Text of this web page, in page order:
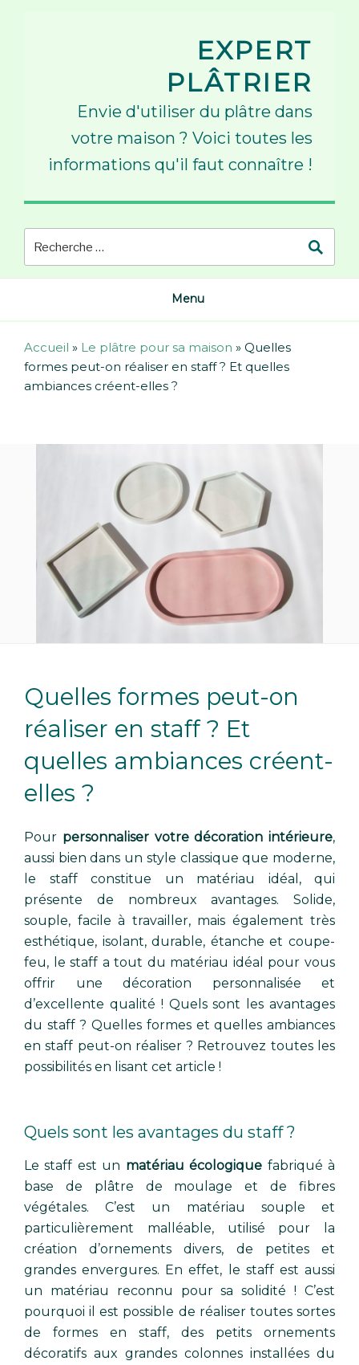
EXPERT
PLÂTRIER
Envie d'utiliser du plâtre dans
votre maison ? Voici toutes les
informations qu'il faut connaître !
Menu
Accueil » Le plâtre pour sa maison » Quelles
formes peut-on réaliser en staff ? Et quelles
ambiances créent-elles ?
Quelles formes peut-on
réaliser en staff ? Et
quelles ambiances créent-
elles ?
Pour personnaliser votre décoration intérieure,
aussi bien dans un style classique que moderne,
le staff constitue un matériau idéal, qui
présente de nombreux avantages. Solide,
souple, facile à travailler, mais également très
esthétique, isolant, durable, étanche et coupe-
feu, le staff a tout du matériau idéal pour vous
offrir une décoration personnalisée et
d’excellente qualité ! Quels sont les avantages
du staff ? Quelles formes et quelles ambiances
en staff peut-on réaliser ? Retrouvez toutes les
possibilités en lisant cet article !
Quels sont les avantages du staff ?
Le staff est un matériau écologique fabriqué à
base de plâtre de moulage et de fibres
végétales. C’est un matériau souple et
particulièrement malléable, utilisé pour la
création d’ornements divers, de petites et
grandes envergures. En effet, le staff est aussi
un matériau reconnu pour sa solidité ! C’est
pourquoi il est possible de réaliser toutes sortes
de formes en staff, des petits ornements
décoratifs aux grandes colonnes installées du